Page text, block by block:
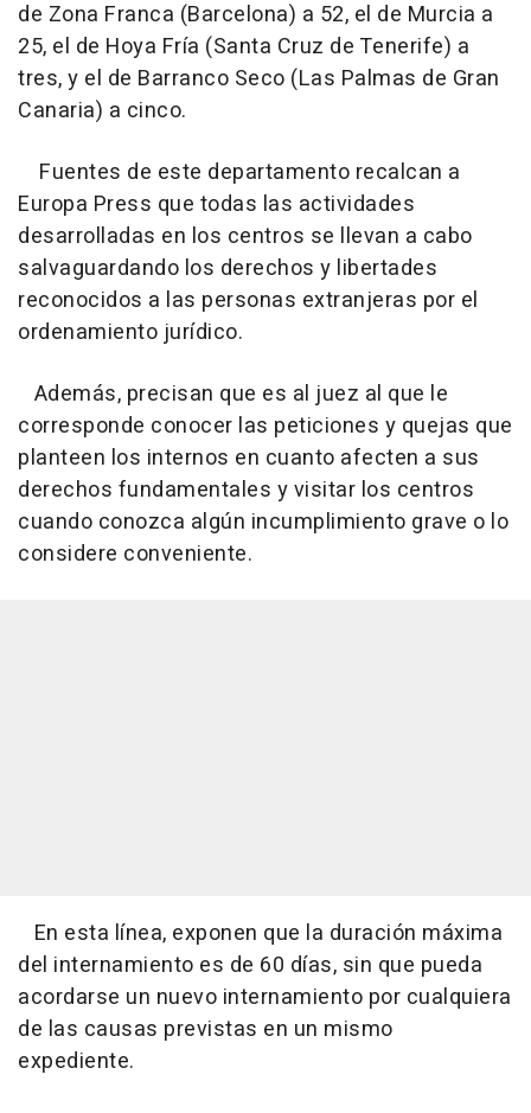
de Zona Franca (Barcelona) a 52, el de Murcia a
25, el de Hoya Fría (Santa Cruz de Tenerife) a
tres, y el de Barranco Seco (Las Palmas de Gran
Canaria) a cinco.
Fuentes de este departamento recalcan a
Europa Press que todas las actividades
desarrolladas en los centros se llevan a cabo
salvaguardando los derechos y libertades
reconocidos a las personas extranjeras por el
ordenamiento jurídico.
Además, precisan que es al juez al que le
corresponde conocer las peticiones y quejas que
planteen los internos en cuanto afecten a sus
derechos fundamentales y visitar los centros
cuando conozca algún incumplimiento grave o lo
considere conveniente.
En esta línea, exponen que la duración máxima
del internamiento es de 60 días, sin que pueda
acordarse un nuevo internamiento por cualquiera
de las causas previstas en un mismo
expediente.